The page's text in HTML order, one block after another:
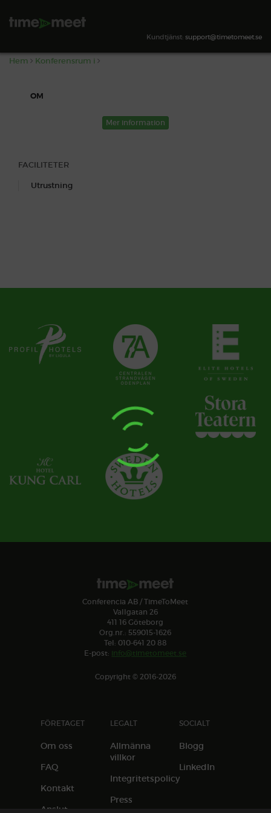
Kundtjänst: support@timetomeet.se
Hem Konferensrum i
OM
Mer information
FACILITETER
Utrustning
Conferencia AB / TimeToMeet
Vallgatan 26
411 16 Göteborg
Org.nr.: 559015-1626
Tel: 010-641 20 88
E-post: info@timetomeet.se
Copyright © 2016-2026
FÖRETAGET
Om oss
FAQ
Kontakt
Anslut
LEGALT
Allmänna
villkor
Integritetspolicy
Press
SOCIALT
Blogg
LinkedIn